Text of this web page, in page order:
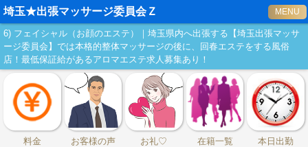
埼玉★出張マッサージ委員会Ｚ MENU
6) フェイシャル（お顔のエステ）｜埼玉県内へ出張する【埼玉出張マッサ
ージ委員会】では本格的整体マッサージの後に、回春エステをする風俗
店！最低保証給があるアロマエステ求人募集あり！
料金 お客様の声 お礼♡ 在籍一覧 本日出勤